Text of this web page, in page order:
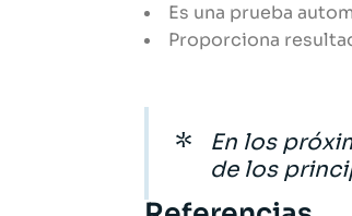
Es una prueba
Proporciona
En los
de los